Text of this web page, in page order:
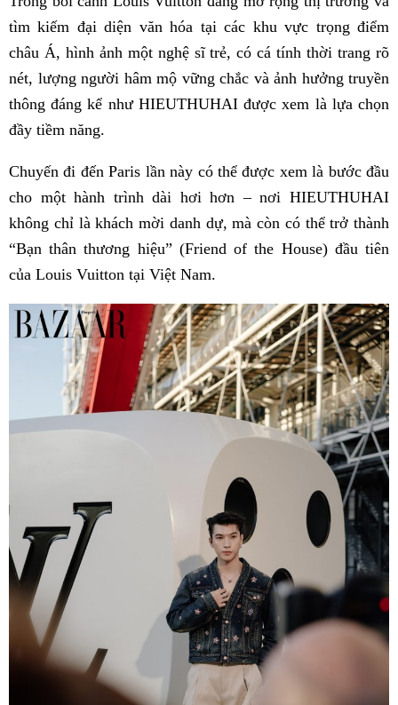
tìm kiếm đại diện văn hóa tại các khu vực trọng điểm
châu Á, hình ảnh một nghệ sĩ trẻ, có cá tính thời trang rõ
nét, lượng người hâm mộ vững chắc và ảnh hưởng truyền
thông đáng kể như HIEUTHUHAI được xem là lựa chọn
đầy tiềm năng.
Chuyến đi đến Paris lần này có thể được xem là bước đầu
cho một hành trình dài hơi hơn – nơi HIEUTHUHAI
không chỉ là khách mời danh dự, mà còn có thể trở thành
“Bạn thân thương hiệu” (Friend of the House) đầu tiên
của Louis Vuitton tại Việt Nam.